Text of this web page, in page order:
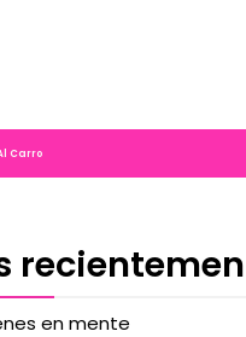
Carro
en mente